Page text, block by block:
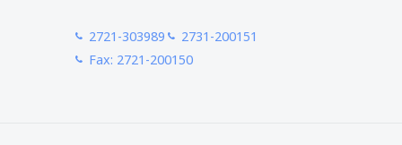
2721-303989
2731-200151
Fax: 2721-200150